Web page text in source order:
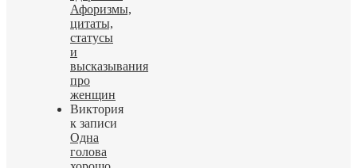
Афоризмы,
цитаты,
статусы
и
высказывания
про
женщин
Виктория
к записи
Одна
голова